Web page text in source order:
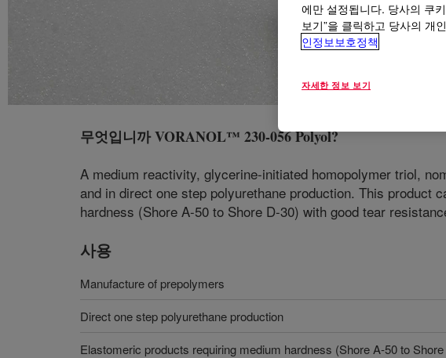
무엇입니까VORANOL™ 230-056 Polyol?
A medium reactivity, glycerine-initiated homopolymer triol,
and in direct one step polyurethane production. This product
hardness (Shore A-50 to Shore D-30) with good tear
사용
Manufacture of prepolymers
Direct one step polyurethane production
Elastomeric products requiring medium hardness (Shore A-50 to
에만 설정됩니다. 당사의 쿠
보기”을 클릭하고 당사의 개
인정보보호정책
자세한 정보 보기